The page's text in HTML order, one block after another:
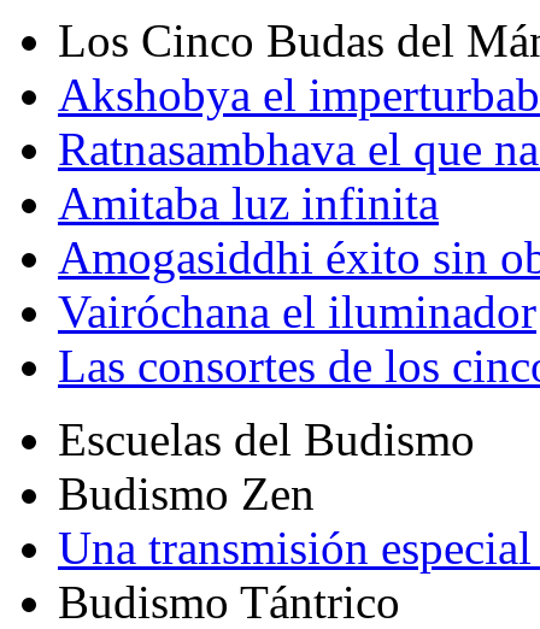
Los Cinco Budas del
Akshobya el
Ratnasambhava el que
Amitaba luz infinita
Amogasiddhi éxito sin
Vairóchana el iluminador
Las consortes de los
Escuelas del Budismo
Budismo Zen
Una transmisión
Budismo Tántrico